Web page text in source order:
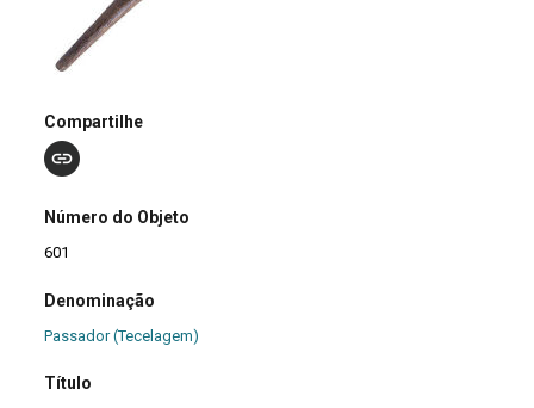
Compartilhe
Número do Objeto
601
Denominação
Passador (Tecelagem)
Título